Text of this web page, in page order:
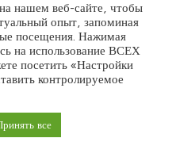
нашем веб-сайте, чтобы
опыт, запоминая
посещения. Нажимая
на использование ВСЕХ
посетить «Настройки
контролируемое
все